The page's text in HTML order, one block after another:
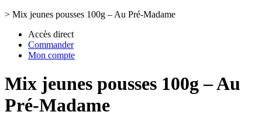
> Mix jeunes pousses 100g – Au Pré-Madame
Accès direct
Commander
Mon compte
Mix jeunes pousses 100g – Au
Pré-Madame